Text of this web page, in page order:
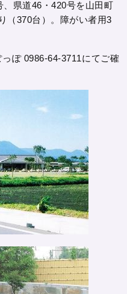
県道46・420号を山田町
（370台）。障がい者用3
ぽ 0986-64-3711にてご確